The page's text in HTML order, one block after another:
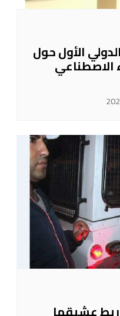
الأول حول
الاصطناعي
عشيقها